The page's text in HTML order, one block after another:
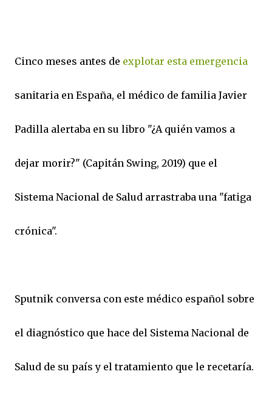
Cinco meses antes de explotar esta emergencia
sanitaria en España, el médico de familia Javier
Padilla alertaba en su libro "¿A quién vamos a
dejar morir?" (Capitán Swing, 2019) que el
Sistema Nacional de Salud arrastraba una "fatiga
crónica".
Sputnik conversa con este médico español sobre
el diagnóstico que hace del Sistema Nacional de
Salud de su país y el tratamiento que le recetaría.